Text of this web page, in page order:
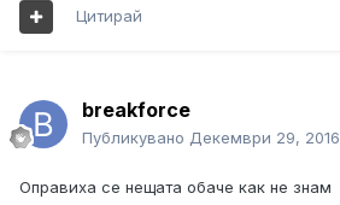
Цитирай
breakforce
Публикувано Декември 29, 2016
Оправиха се нещата обаче как не знам